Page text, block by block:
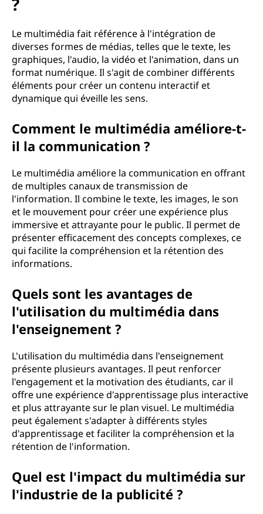
m
m
Le multimédia fait référence à l'intégration de
diverses formes de médias, telles que le texte, les
graphiques, l'audio, la vidéo et l'animation, dans un
format numérique. Il s'agit de combiner différents
éléments pour créer un contenu interactif et
dynamique qui éveille les sens.
Comment le multimédia améliore-t-
il la communication ?
Le multimédia améliore la communication en offrant
de multiples canaux de transmission de
l'information. Il combine le texte, les images, le son
et le mouvement pour créer une expérience plus
immersive et attrayante pour le public. Il permet de
présenter efficacement des concepts complexes, ce
qui facilite la compréhension et la rétention des
informations.
Quels sont les avantages de
l'utilisation du multimédia dans
l'enseignement ?
L'utilisation du multimédia dans l'enseignement
présente plusieurs avantages. Il peut renforcer
l'engagement et la motivation des étudiants, car il
offre une expérience d'apprentissage plus interactive
et plus attrayante sur le plan visuel. Le multimédia
peut également s'adapter à différents styles
d'apprentissage et faciliter la compréhension et la
rétention de l'information.
Quel est l'impact du multimédia sur
l'industrie de la publicité ?